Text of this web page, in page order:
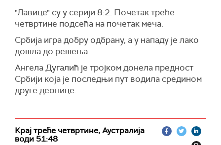
"Лавице" су у серији 8:2. Почетак треће
четвртине подсећа на почетак меча.
Србија игра добру одбрану, а у нападу је лако
дошла до решења.
Ангела Дугалић је тројком донела предност
Србији која је последњи пут водила средином
друге деонице.
Крај треће четвртине, Аустралија
води 51:48